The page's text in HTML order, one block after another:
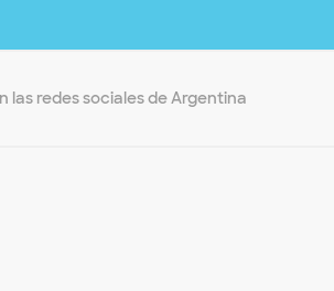
redes sociales de Argentina